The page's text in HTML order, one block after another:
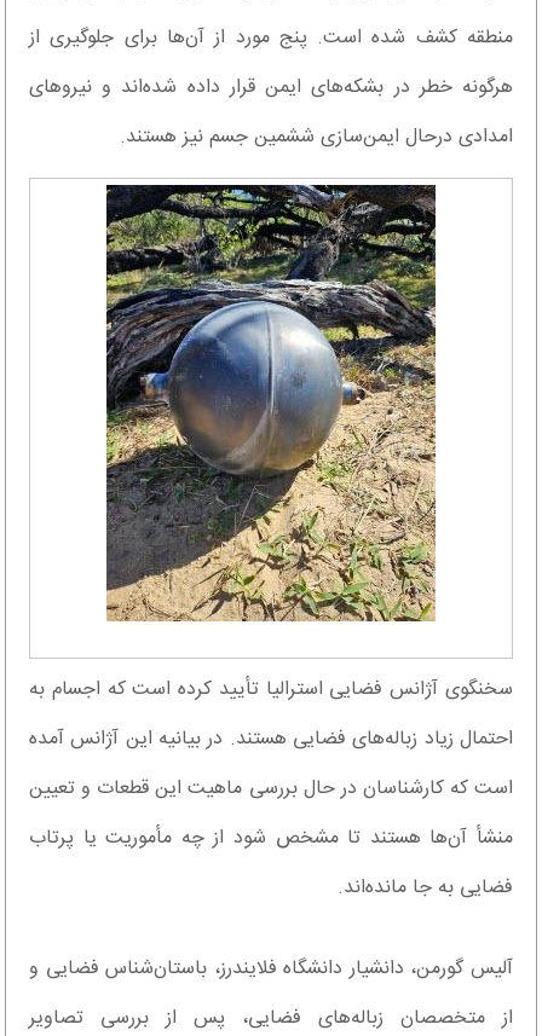
منطقه کشف شده است. پنج مورد از آن‌ها برای جلوگیری از
هرگونه خطر در بشکه‌های ایمن قرار داده شده‌اند و نیروهای
امدادی درحال ایمن‌سازی ششمین جسم نیز هستند.
سخنگوی آژانس فضایی استرالیا تأیید کرده است که اجسام به
احتمال زیاد زباله‌های فضایی هستند. در بیانیه این آژانس آمده
است که کارشناسان در حال بررسی ماهیت این قطعات و تعیین
منشأ آن‌ها هستند تا مشخص شود از چه مأموریت یا پرتاب
فضایی به جا مانده‌اند.
آلیس گورمن، دانشیار دانشگاه فلایندرز، باستان‌شناس فضایی و
از متخصصان زباله‌های فضایی، پس از بررسی تصاویر